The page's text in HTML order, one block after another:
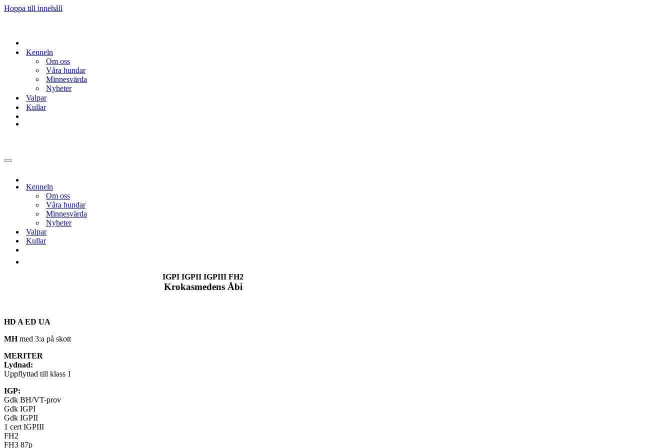
Hoppa till innehåll
Kenneln
Om oss
Våra hundar
Minnesvärda
Nyheter
Valpar
Kullar
Navigeringsmeny
Kenneln
Om oss
Våra hundar
Minnesvärda
Nyheter
Valpar
Kullar
IGPI IGPII IGPIII FH2
Krokasmedens Åbi
HD A ED UA
MHmed 3:a på skott
MERITER
Lydnad:
Uppflyttad till klass 1
IGP:
Gdk BH/VT-prov
Gdk IGPI
Gdk IGPII
1 cert IGPIII
FH2
FH3 87p